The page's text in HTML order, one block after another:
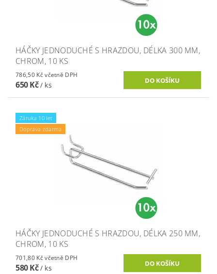
HÁČKY JEDNODUCHÉ S HRAZDOU, DÉLKA 300 MM,
CHROM, 10 KS
786,50 Kč včetně DPH
650 Kč/ ks
Záruka 10 let
Doprava zdarma
HÁČKY JEDNODUCHÉ S HRAZDOU, DÉLKA 250 MM,
CHROM, 10 KS
701,80 Kč včetně DPH
580 Kč/ ks